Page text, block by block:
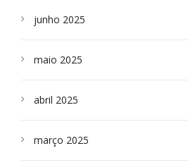
junho 2025
maio 2025
abril 2025
março 2025